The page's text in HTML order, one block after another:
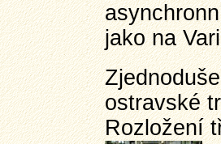
jako na
ostravské
Rozložení